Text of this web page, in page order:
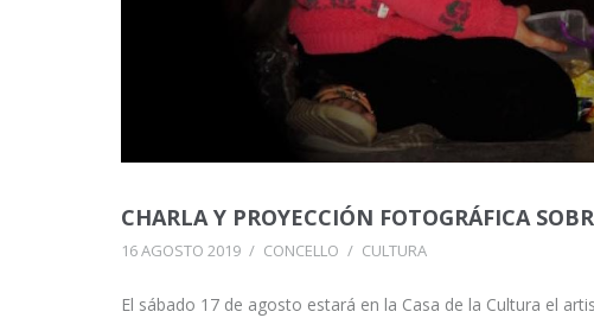
CHARLA Y PROYECCIÓN FOTOGRÁFICA
16 AGOSTO 2019 / CONCELLO / CULTURA
El sábado 17 de agosto estará en la Casa de la Cultura el